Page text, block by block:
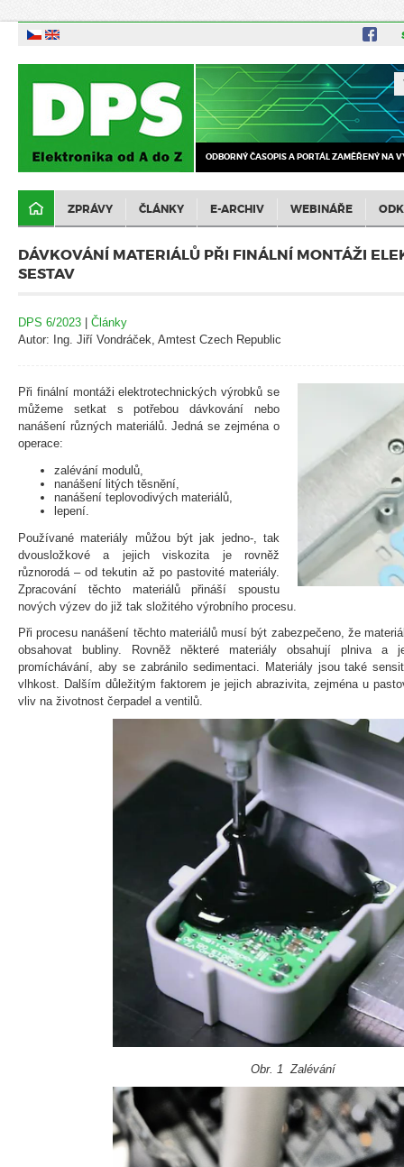
ODBORNÝ ČASOPIS A PORTÁL ZAMĚŘENÝ NA
ZPRÁVY ČLÁNKY E-ARCHIV WEBINÁŘE
DÁVKOVÁNÍ MATERIÁLŮ PŘI FINÁLNÍ MONTÁŽI
SESTAV
DPS 6/2023 | Články
Autor: Ing. Jiří Vondráček, Amtest Czech Republic
Při finální montáži elektrotechnických výrobků se
můžeme setkat s potřebou dávkování nebo
nanášení různých materiálů. Jedná se zejména o
operace:
zalévání modulů,
nanášení litých těsnění,
nanášení teplovodivých materiálů,
lepení.
Používané materiály můžou být jak jedno-, tak
dvousložkové a jejich viskozita je rovněž
různorodá – od tekutin až po pastovité materiály.
Zpracování těchto materiálů přináší spoustu
nových výzev do již tak složitého výrobního procesu.
Při procesu nanášení těchto materiálů musí být zabezpečeno, že
obsahovat bubliny. Rovněž některé materiály obsahují plniva a
promíchávání, aby se zabránilo sedimentaci. Materiály jsou také
vlhkost. Dalším důležitým faktorem je jejich abrazivita, zejména u
vliv na životnost čerpadel a ventilů.
Obr. 1 Zalévání